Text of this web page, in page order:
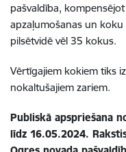
pašvaldība,
apzaļumošanas un
pilsētvidē vēl 35 kokus.
Vērtīgajiem kokiem tiks
nokaltušajiem zariem.
Publiskā apspriešana
līdz 16.05.2024.